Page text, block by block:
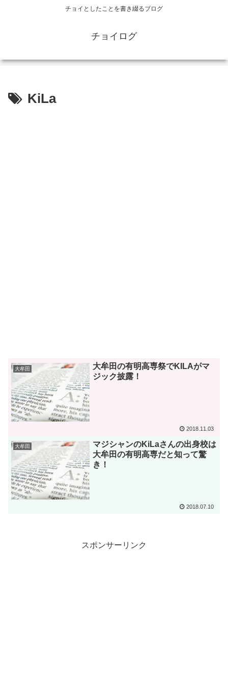
チョイとしたことを書き綴るブログ
チョイログ
KiLa
大牟田
大牟田の有明高専祭でKILAがマ
ジック披露！
2018.11.03
大牟田
マジシャンのKiLaさんの出身校は
大牟田の有明高専だと知って驚
き！
2018.07.10
スポンサーリンク